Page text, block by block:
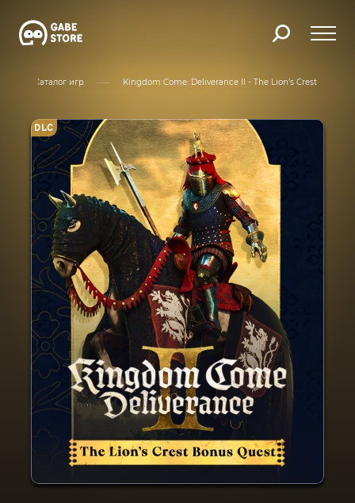
Каталог игр Kingdom Come: Deliverance II - The Lion’s Crest
DLC